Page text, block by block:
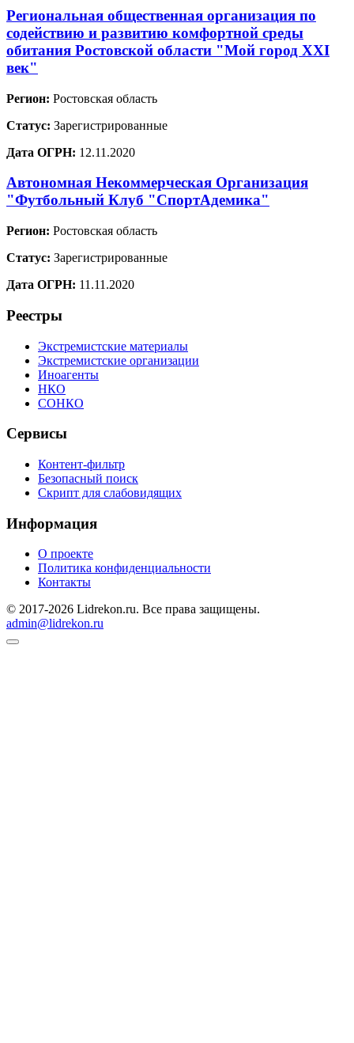
Региональная общественная организация по
содействию и развитию комфортной среды
обитания Ростовской области "Мой город XXI
век"
Регион: Ростовская область
Статус: Зарегистрированные
Дата ОГРН: 12.11.2020
Автономная Некоммерческая Организация
"Футбольный Клуб "СпортАдемика"
Регион: Ростовская область
Статус: Зарегистрированные
Дата ОГРН: 11.11.2020
Реестры
Экстремистские материалы
Экстремистские организации
Иноагенты
НКО
СОНКО
Сервисы
Контент-фильтр
Безопасный поиск
Скрипт для слабовидящих
Информация
О проекте
Политика конфиденциальности
Контакты
© 2017-2026 Lidrekon.ru. Все права защищены.
admin@lidrekon.ru